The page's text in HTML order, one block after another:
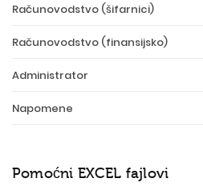
Računovodstvo (šifarnici)
Računovodstvo (finansijsko)
Administrator
Napomene
Pomoćni EXCEL fajlovi